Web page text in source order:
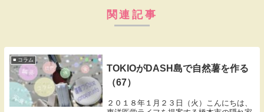
関連記事
■ コラム
TOKIOがDASH島で自然薯を作る
（67）
２０１８年１月２３日（火）こんにちは、